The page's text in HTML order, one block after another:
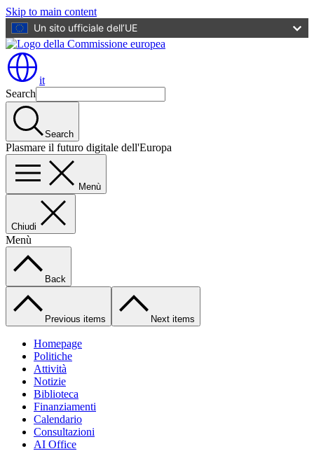
Skip to main content
Un sito ufficiale dell’UE
it
Search
Search
Plasmare il futuro digitale dell'Europa
Menù
Chiudi
Menù
Back
Previous items Next items
Homepage
Politiche
Attività
Notizie
Biblioteca
Finanziamenti
Calendario
Consultazioni
AI Office